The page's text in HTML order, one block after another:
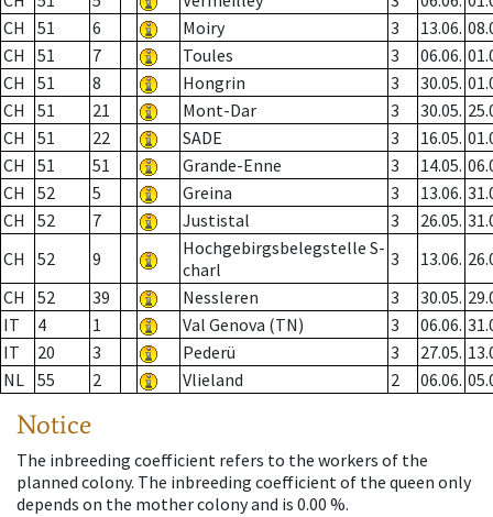
CH
51 6 Moiry 3 13.06.
CH
51 7 Toules 3 06.06.
CH
51 8 Hongrin 3 30.05.
CH
51 21 Mont-Dar 3 30.05.
CH
51 22 SADE 3 16.05.
CH
51 51 Grande-Enne 3 14.05.
CH
52 5 Greina 3 13.06.
CH
52 7 Justistal 3 26.05.
CH
52 9
Hochgebirgsbelegstelle S-
charl
3 13.06.
CH
52 39 Nessleren 3 30.05.
IT
4 1 Val Genova (TN) 3 06.06.
IT
20 3 Pederü 3 27.05.
NL 55 2 Vlieland 2 06.06.
Notice
The inbreeding coefficient refers to the workers of the
planned colony. The inbreeding coefficient of the queen only
depends on the mother colony and is 0.00 %.